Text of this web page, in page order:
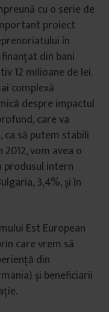
cu o serie de
proiect
în
din bani
12 milioane de lei.
complexă
despre impactul
care va
ca să putem stabili
vom avea o
produsul intern
3,4%, și în
Est European
care vrem să
din
și beneficiarii